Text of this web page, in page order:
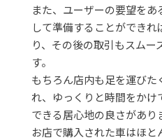
また、ユーザーの要望をあ
して準備することができ
り、その後の取引もスム
す。
もちろん店内も足を運びた
れ、ゆっくりと時間をかけ
できる居心地の良さがあり
お店で購入された車はほと